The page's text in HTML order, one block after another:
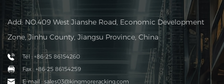
Add: NO.409 West Jianshe Road, Economic Development
Zone, Jinhu County, Jiangsu Province, China
Tél : +86-25 86154260
Fax : +86-25 86154259
E-mail : sales03@kingmoreracking.com